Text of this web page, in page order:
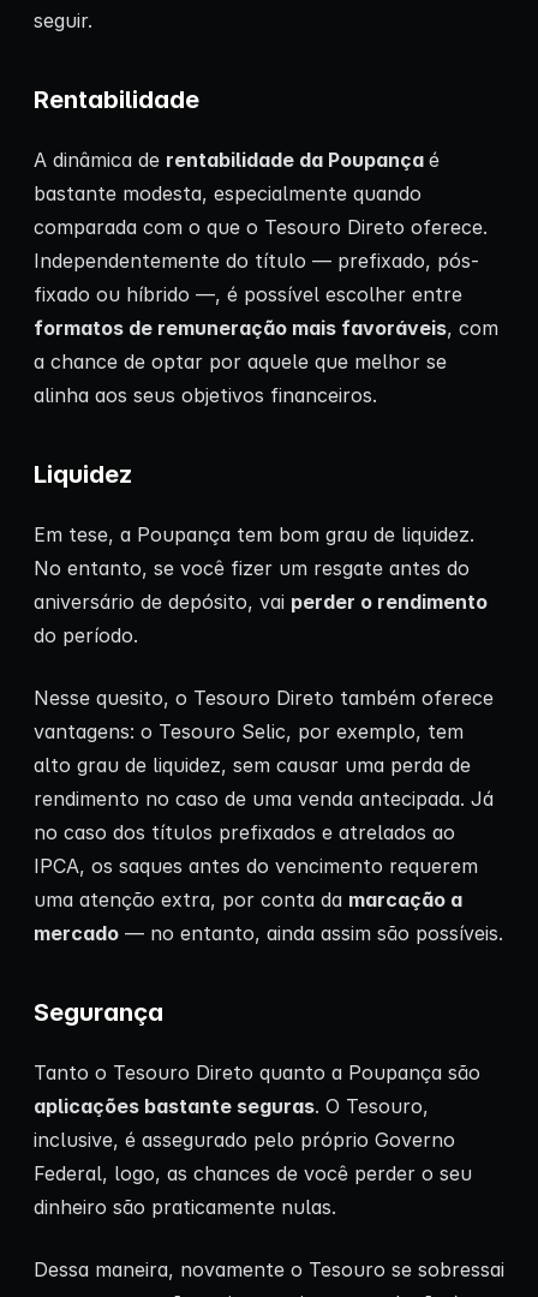
seguir.
Rentabilidade
A dinâmica de rentabilidade da Poupança é
bastante modesta, especialmente quando
comparada com o que o Tesouro Direto oferece.
Independentemente do título — prefixado, pós-
fixado ou híbrido —, é possível escolher entre
formatos de remuneração mais favoráveis, com
a chance de optar por aquele que melhor se
alinha aos seus objetivos financeiros.
Liquidez
Em tese, a Poupança tem bom grau de liquidez.
No entanto, se você fizer um resgate antes do
aniversário de depósito, vai perder o rendimento
do período.
Nesse quesito, o Tesouro Direto também oferece
vantagens: o Tesouro Selic, por exemplo, tem
alto grau de liquidez, sem causar uma perda de
rendimento no caso de uma venda antecipada. Já
no caso dos títulos prefixados e atrelados ao
IPCA, os saques antes do vencimento requerem
uma atenção extra, por conta da marcação a
mercado — no entanto, ainda assim são possíveis.
Segurança
Tanto o Tesouro Direto quanto a Poupança são
aplicações bastante seguras. O Tesouro,
inclusive, é assegurado pelo próprio Governo
Federal, logo, as chances de você perder o seu
dinheiro são praticamente nulas.
Dessa maneira, novamente o Tesouro se sobressai